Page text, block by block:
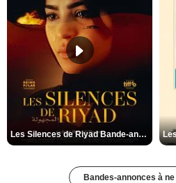
Les Silences de Riyad Bande-annonce VO STFR
Bandes-annonces à